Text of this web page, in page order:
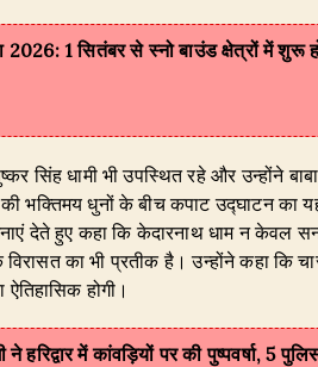
1 सितंबर से स्नो बाउंड क्षेत्रों में शुरू
सिंह धामी भी उपस्थित रहे और उन्होंने
भक्तिमय धुनों के बीच कपाट उद्घाटन का
देते हुए कहा कि केदारनाथ धाम न केवल
का भी प्रतीक है। उन्होंने कहा कि
ऐतिहासिक होगी।
हरिद्वार में कांवड़ियों पर की पुष्पवर्षा, 5